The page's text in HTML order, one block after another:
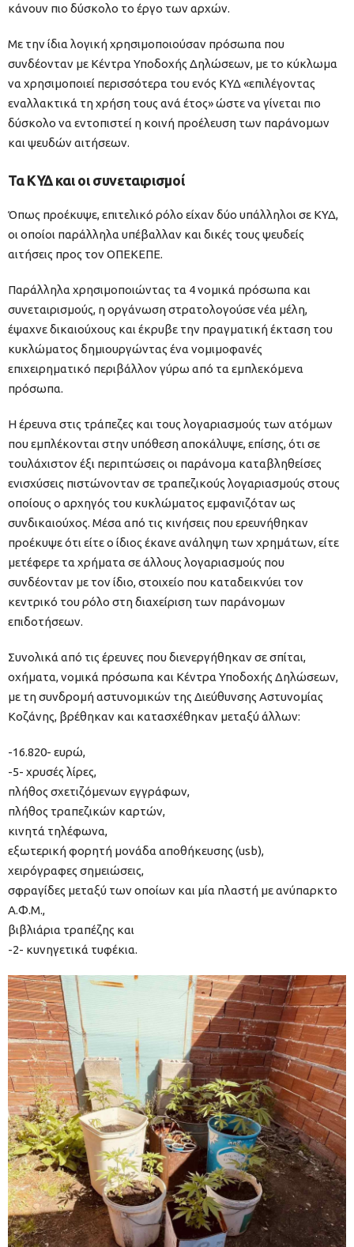
κάνουν πιο δύσκολο το έργο των αρχών.
Με την ίδια λογική χρησιμοποιούσαν πρόσωπα που
συνδέονταν με Κέντρα Υποδοχής Δηλώσεων, με το κύκλωμα
να χρησιμοποιεί περισσότερα του ενός ΚΥΔ «επιλέγοντας
εναλλακτικά τη χρήση τους ανά έτος» ώστε να γίνεται πιο
δύσκολο να εντοπιστεί η κοινή προέλευση των παράνομων
και ψευδών αιτήσεων.
Τα ΚΥΔ και οι συνεταιρισμοί
Όπως προέκυψε, επιτελικό ρόλο είχαν δύο υπάλληλοι σε ΚΥΔ,
οι οποίοι παράλληλα υπέβαλλαν και δικές τους ψευδείς
αιτήσεις προς τον ΟΠΕΚΕΠΕ.
Παράλληλα χρησιμοποιώντας τα 4 νομικά πρόσωπα και
συνεταιρισμούς, η οργάνωση στρατολογούσε νέα μέλη,
έψαχνε δικαιούχους και έκρυβε την πραγματική έκταση του
κυκλώματος δημιουργώντας ένα νομιμοφανές
επιχειρηματικό περιβάλλον γύρω από τα εμπλεκόμενα
πρόσωπα.
Η έρευνα στις τράπεζες και τους λογαριασμούς των ατόμων
που εμπλέκονται στην υπόθεση αποκάλυψε, επίσης, ότι σε
τουλάχιστον έξι περιπτώσεις οι παράνομα καταβληθείσες
ενισχύσεις πιστώνονταν σε τραπεζικούς λογαριασμούς στους
οποίους ο αρχηγός του κυκλώματος εμφανιζόταν ως
συνδικαιούχος. Μέσα από τις κινήσεις που ερευνήθηκαν
προέκυψε ότι είτε ο ίδιος έκανε ανάληψη των χρημάτων, είτε
μετέφερε τα χρήματα σε άλλους λογαριασμούς που
συνδέονταν με τον ίδιο, στοιχείο που καταδεικνύει τον
κεντρικό του ρόλο στη διαχείριση των παράνομων
επιδοτήσεων.
Συνολικά από τις έρευνες που διενεργήθηκαν σε σπίται,
οχήματα, νομικά πρόσωπα και Κέντρα Υποδοχής Δηλώσεων,
με τη συνδρομή αστυνομικών της Διεύθυνσης Αστυνομίας
Κοζάνης, βρέθηκαν και κατασχέθηκαν μεταξύ άλλων:
-16.820- ευρώ,
-5- χρυσές λίρες,
πλήθος σχετιζόμενων εγγράφων,
πλήθος τραπεζικών καρτών,
κινητά τηλέφωνα,
εξωτερική φορητή μονάδα αποθήκευσης (usb),
χειρόγραφες σημειώσεις,
σφραγίδες μεταξύ των οποίων και μία πλαστή με ανύπαρκτο
Α.Φ.Μ.,
βιβλιάρια τραπέζης και
-2- κυνηγετικά τυφέκια.